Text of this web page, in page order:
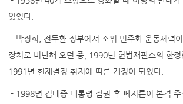
있었다.
- 박정희, 전두환 정부에서 소위 민주화 운동세력
장치로 비난해 오던 중, 1990년 헌법재판소의 한정
1991년 헌재결정 취지에 따른 개정이 되었다.
- 1998년 김대중 대통령 집권 후 폐지론이 본격